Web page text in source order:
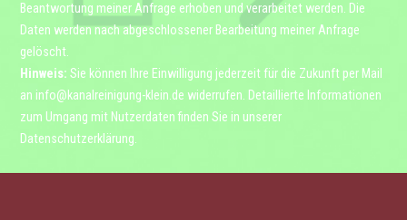
Beantwortung meiner Anfrage erhoben und verarbeitet werden. Die
Daten werden nach abgeschlossener Bearbeitung meiner Anfrage
gelöscht.
Hinweis: Sie können Ihre Einwilligung jederzeit für die Zukunft per Mail
an info@kanalreinigung-klein.de widerrufen. Detaillierte Informationen
zum Umgang mit Nutzerdaten finden Sie in unserer
Datenschutzerklärung.